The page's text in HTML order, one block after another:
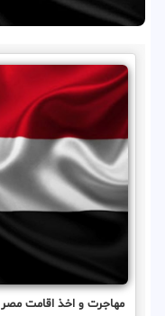
مهاجرت و اخذ اقامت مصر